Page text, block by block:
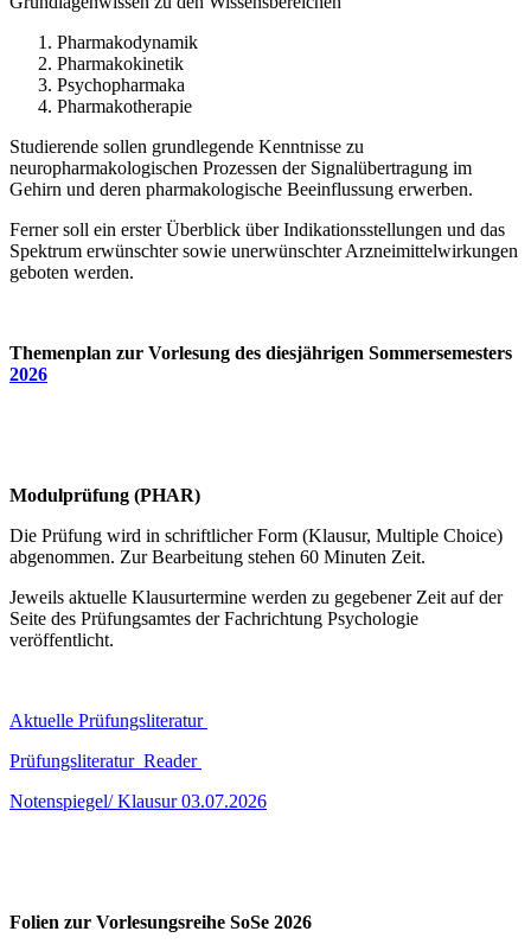
Pharmakodynamik
Pharmakokinetik
Psychopharmaka
Pharmakotherapie
Studierende sollen grundlegende Kenntnisse zu
neuropharmakologischen Prozessen der Signalübertragung im
Gehirn und deren pharmakologische Beeinflussung erwerben.
Ferner soll ein erster Überblick über Indikationsstellungen und das
Spektrum erwünschter sowie unerwünschter Arzneimittelwirkungen
geboten werden.
Themenplan zur Vorlesung des diesjährigen Sommersemesters
2026
Modulprüfung (PHAR)
Die Prüfung wird in schriftlicher Form (Klausur, Multiple Choice)
abgenommen. Zur Bearbeitung stehen 60 Minuten Zeit.
Jeweils aktuelle Klausurtermine werden zu gegebener Zeit auf der
Seite des Prüfungsamtes der Fachrichtung Psychologie
veröffentlicht.
Aktuelle Prüfungsliteratur
Prüfungsliteratur_Reader
Notenspiegel/ Klausur 03.07.2026
Folien zur Vorlesungsreihe SoSe 2026